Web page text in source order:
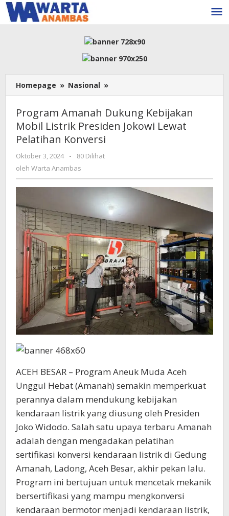
Lewati
ke
konten
Homepage » Nasional »
Amanah
Kebijakan
Mobil
Pelatihan
Konversi
Program Amanah Dukung Kebijakan
Mobil Listrik Presiden Jokowi Lewat
Pelatihan Konversi
Oktober 3, 2024
oleh
Warta
-
80 Dilihat
oleh Warta Anambas
ACEH BESAR – Program Aneuk Muda Aceh
Unggul Hebat (Amanah) semakin memperkuat
perannya dalam mendukung kebijakan
kendaraan listrik yang diusung oleh Presiden
Joko Widodo. Salah satu upaya terbaru Amanah
adalah dengan mengadakan pelatihan
sertifikasi konversi kendaraan listrik di Gedung
Amanah, Ladong, Aceh Besar, akhir pekan lalu.
Program ini bertujuan untuk mencetak mekanik
bersertifikasi yang mampu mengkonversi
kendaraan bermotor menjadi kendaraan listrik,